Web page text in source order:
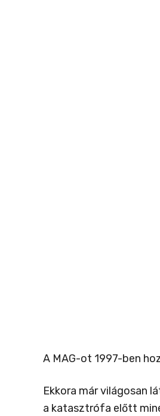
A MAG-ot 1997-ben
Ekkora már világosan
a katasztrófa előtt